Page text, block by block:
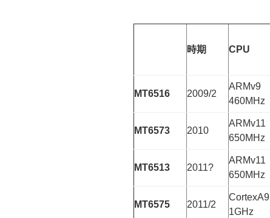
時期 CPU
MT6516 2009/2
ARMv9
460MHz
MT6573 2010
ARMv11
650MHz
MT6513 2011?
ARMv11
650MHz
MT6575 2011/2
CortexA9
1GHz